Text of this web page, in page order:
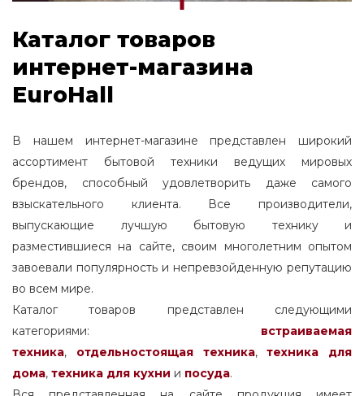
Каталог товаров
интернет-магазина
EuroHall
В нашем интернет-магазине представлен широкий
ассортимент бытовой техники ведущих мировых
брендов, способный удовлетворить даже самого
взыскательного клиента. Все производители,
выпускающие лучшую бытовую технику и
разместившиеся на сайте, своим многолетним опытом
завоевали популярность и непревзойденную репутацию
во всем мире.
Каталог товаров представлен следующими
категориями: встраиваемая
техника, отдельностоящаятехника,
техника для
дома, техника для кухни и посуда.